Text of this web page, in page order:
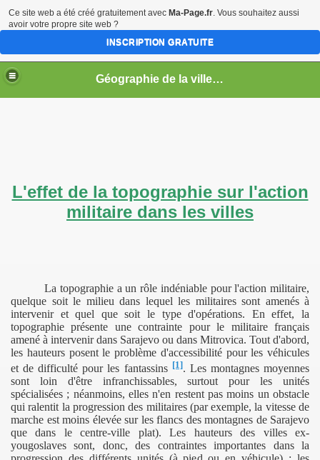
Géographie de la ville en guerre
L'effet de la topographie sur l'action
militaire dans les villes
La topographie a un rôle indéniable pour l'action militaire,
quelque soit le milieu dans lequel les militaires sont amenés à
intervenir et quel que soit le type d'opérations. En effet, la
topographie présente une contrainte pour le militaire français
amené à intervenir dans Sarajevo ou dans Mitrovica. Tout d'abord,
les hauteurs posent le problème d'accessibilité pour les véhicules
et de difficulté pour les fantassins [1]. Les montagnes moyennes
sont loin d'être infranchissables, surtout pour les unités
spécialisées ; néanmoins, elles n'en restent pas moins un obstacle
qui ralentit la progression des militaires (par exemple, la vitesse de
marche est moins élevée sur les flancs des montagnes de Sarajevo
que dans le centre-ville plat). Les hauteurs des villes ex-
yougoslaves sont, donc, des contraintes importantes dans la
limite
lycée
en ex-Yougoslavie
Ce site web a été créé gratuitement avec Ma-Page.fr. Vous souhaitez aussi
avoir votre propre site web ?
INSCRIPTION GRATUITE